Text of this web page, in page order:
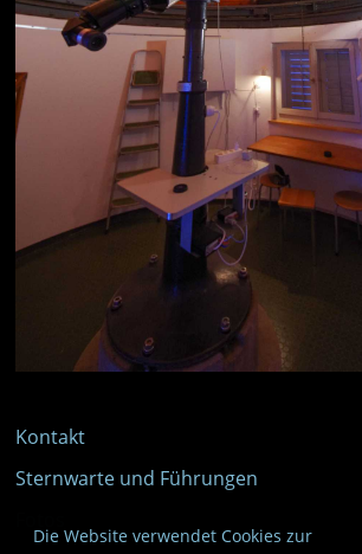
Die Website verwendet Cookies zur
Kontakt
Sternwarte und Führungen